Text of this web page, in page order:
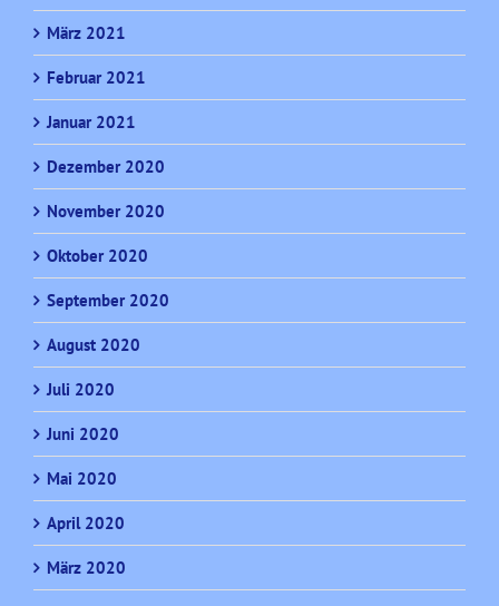
März 2021
Februar 2021
Januar 2021
Dezember 2020
November 2020
Oktober 2020
September 2020
August 2020
Juli 2020
Juni 2020
Mai 2020
April 2020
März 2020